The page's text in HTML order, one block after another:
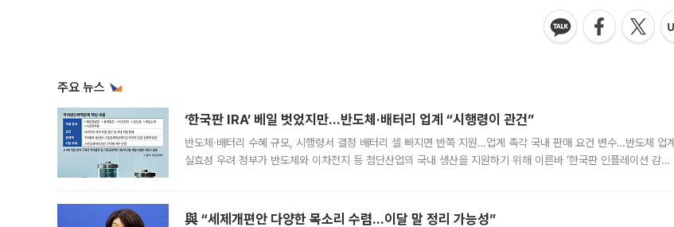
주요 뉴스
‘한국판 IRA’ 베일 벗었지만…반도체·배터리 업계 “시행령이 관건”
반도체·배터리 수혜 규모, 시행령서 결정 배터리 셀 빠지면 반쪽 지원…업계 촉각 국내 판매 요건 변수…반도체 업계
실효성 우려 정부가 반도체와 이차전지 등 첨단산업의 국내 생산을 지원하기 위해 이른바 ‘한국판 인플레이션 감축
與 “세제개편안 다양한 목소리 수렴…이달 말 정리 가능성”